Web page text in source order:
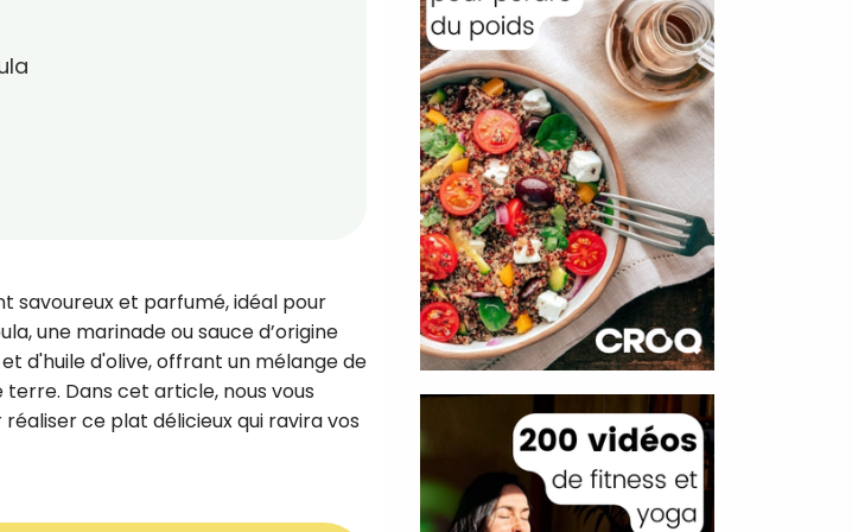
savoureux et parfumé, idéal pour
une marinade ou sauce d’origine
d'huile d'olive, offrant un mélange de
Dans cet article, nous vous
ce plat délicieux qui ravira vos